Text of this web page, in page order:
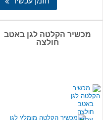
₪349.
מכשיר הקלטה לגן באטב
חולצה